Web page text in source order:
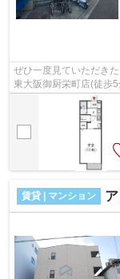
ぜひ一度見ていただき
東大阪御厨栄町店(徒歩
に駅のある、ニーズの
賃貸 | マンション